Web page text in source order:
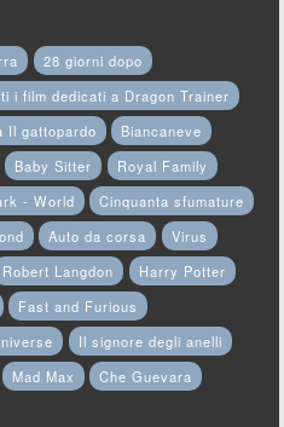
28 giorni dopo
i film dedicati a Dragon Trainer
Il gattopardo
Biancaneve
Baby Sitter
Royal Family
- World
Cinquanta sfumature
Auto da corsa
Virus
Robert Langdon
Harry Potter
Fast and Furious
Il signore degli anelli
Mad Max
Che Guevara